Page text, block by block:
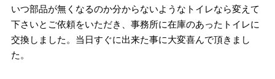
いつ部品が無くなるのか分からないようなトイレなら変えて
下さいとご依頼をいただき、事務所に在庫のあったトイレに
交換しました。当日すぐに出来た事に大変喜んで頂きまし
た。